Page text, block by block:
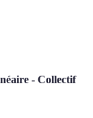
- Collectif